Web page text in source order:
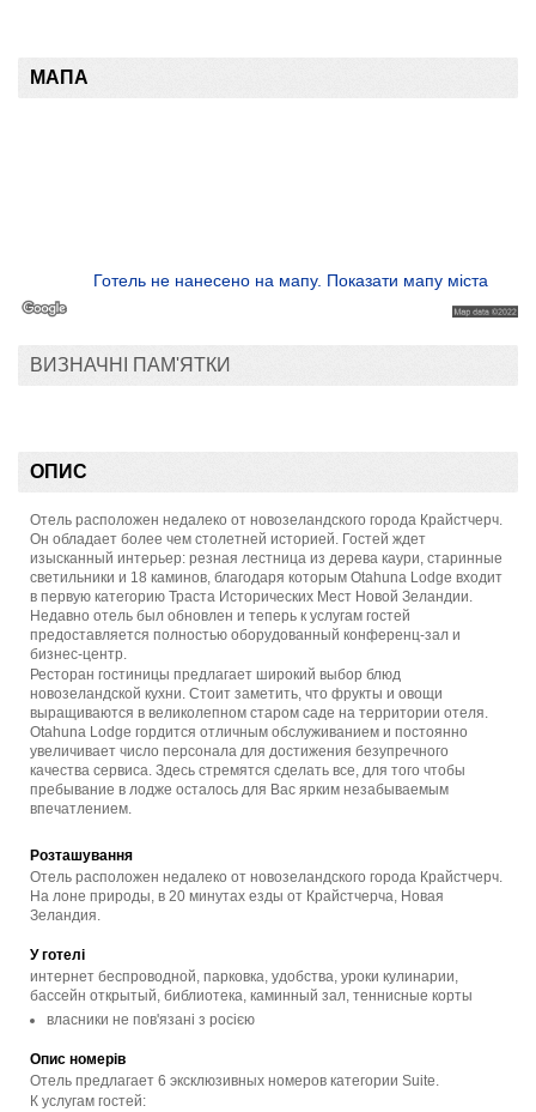
МАПА
Готель не нанесено на мапу. Показати мапу міста
ВИЗНАЧНІ ПАМ'ЯТКИ
ОПИС
Отель расположен недалеко от новозеландского города Крайстчерч.
Он обладает более чем столетней историей. Гостей ждет
изысканный интерьер: резная лестница из дерева каури, старинные
светильники и 18 каминов, благодаря которым Otahuna Lodge входит
в первую категорию Траста Исторических Мест Новой Зеландии.
Недавно отель был обновлен и теперь к услугам гостей
предоставляется полностью оборудованный конференц-зал и
бизнес-центр.
Ресторан гостиницы предлагает широкий выбор блюд
новозеландской кухни. Стоит заметить, что фрукты и овощи
выращиваются в великолепном старом саде на территории отеля.
Otahuna Lodge гордится отличным обслуживанием и постоянно
увеличивает число персонала для достижения безупречного
качества сервиса. Здесь стремятся сделать все, для того чтобы
пребывание в лодже осталось для Вас ярким незабываемым
впечатлением.
Розташування
Отель расположен недалеко от новозеландского города Крайстчерч.
На лоне природы, в 20 минутах езды от Крайстчерча, Новая
Зеландия.
У готелі
интернет беспроводной, парковка, удобства, уроки кулинарии,
бассейн открытый, библиотека, каминный зал, теннисные корты
власники не пов'язані з росією
Опис номерів
Отель предлагает 6 эксклюзивных номеров категории Suite.
К услугам гостей: